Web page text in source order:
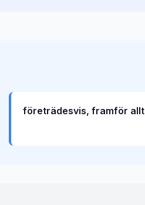
företrädesvis, framför allt